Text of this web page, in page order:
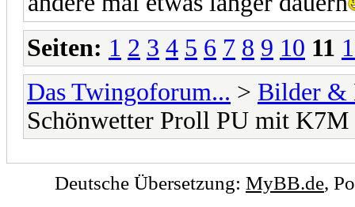
Seiten: 1 2 3 4 5 6 7 8 9 10 11
Das Twingoforum... > Bilder &
Schönwetter Proll PU mit K7M
Deutsche Übersetzung: MyBB.de,